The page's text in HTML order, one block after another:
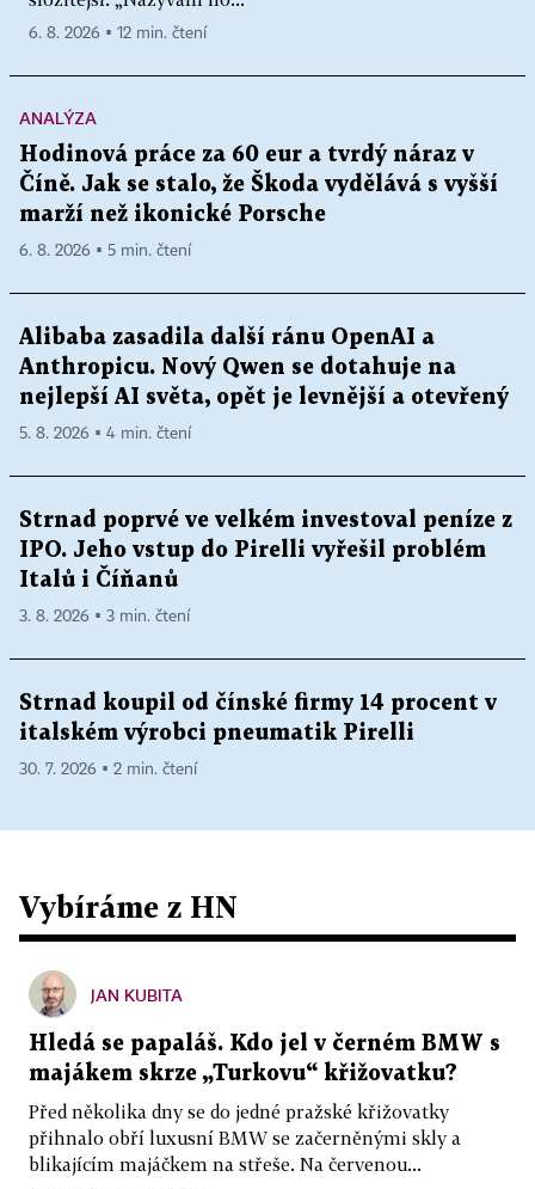
6. 8. 2026 ▪ 12 min. čtení
ANALÝZA
Hodinová práce za 60 eur a tvrdý náraz v
Číně. Jak se stalo, že Škoda vydělává s vyšší
marží než ikonické Porsche
6. 8. 2026 ▪ 5 min. čtení
Alibaba zasadila další ránu OpenAI a
Anthropicu. Nový Qwen se dotahuje na
nejlepší AI světa, opět je levnější a otevřený
5. 8. 2026 ▪ 4 min. čtení
Strnad poprvé ve velkém investoval peníze z
IPO. Jeho vstup do Pirelli vyřešil problém
Italů i Číňanů
3. 8. 2026 ▪ 3 min. čtení
Strnad koupil od čínské firmy 14 procent v
italském výrobci pneumatik Pirelli
30. 7. 2026 ▪ 2 min. čtení
Vybíráme z HN
JAN KUBITA
Hledá se papaláš. Kdo jel v černém BMW s
majákem skrze „Turkovu“ křižovatku?
Před několika dny se do jedné pražské křižovatky
přihnalo obří luxusní BMW se začerněnými skly a
blikajícím majáčkem na střeše. Na červenou...